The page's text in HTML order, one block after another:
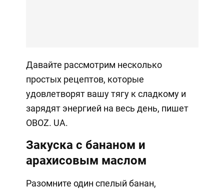
Давайте рассмотрим несколько
простых рецептов, которые
удовлетворят вашу тягу к сладкому и
зарядят энергией на весь день, пишет
OBOZ. UA.
Закуска с бананом и
арахисовым маслом
Разомните один спелый банан,